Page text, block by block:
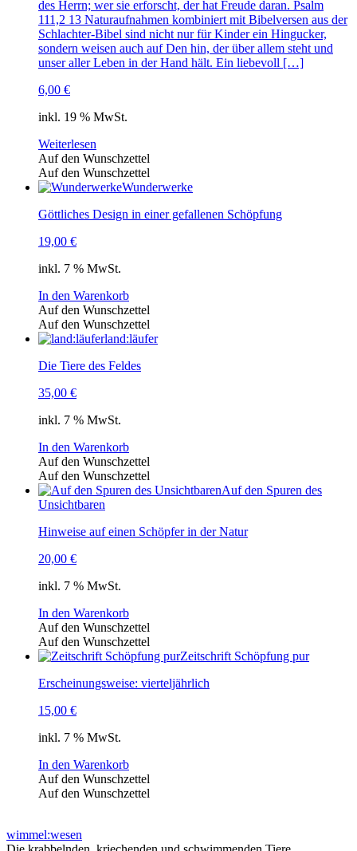
des Herrn; wer sie erforscht, der hat Freude daran. Psalm
111,2 13 Naturaufnahmen kombiniert mit Bibelversen aus der
Schlachter-Bibel sind nicht nur für Kinder ein Hingucker,
sondern weisen auch auf Den hin, der über allem steht und
unser aller Leben in der Hand hält. Ein liebevoll […]
6,00 €
inkl. 19 % MwSt.
Weiterlesen
Auf den Wunschzettel
Auf den Wunschzettel
Wunderwerke
Göttliches Design in einer gefallenen Schöpfung
19,00 €
inkl. 7 % MwSt.
In den Warenkorb
Auf den Wunschzettel
Auf den Wunschzettel
land:läufer
Die Tiere des Feldes
35,00 €
inkl. 7 % MwSt.
In den Warenkorb
Auf den Wunschzettel
Auf den Wunschzettel
Auf den Spuren des
Unsichtbaren
Hinweise auf einen Schöpfer in der Natur
20,00 €
inkl. 7 % MwSt.
In den Warenkorb
Auf den Wunschzettel
Auf den Wunschzettel
Zeitschrift Schöpfung pur
Erscheinungsweise: vierteljährlich
15,00 €
inkl. 7 % MwSt.
In den Warenkorb
Auf den Wunschzettel
Auf den Wunschzettel
wimmel:wesen